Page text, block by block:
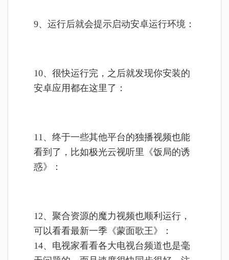
9、运行后就会提示启动安卓运行环境：
10、很快运行完，之后就发现你安装的
安卓应用都在这里了：
11、终于一些其他平台的独播视频也能
看到了，比如极光云视听里《饭局的诱
惑》：
12、聚合资源的魔力视频也顺利运行，
可以看看最新一季《蒙面歌王》：
14、电视家看看各大电视台频道也是毫